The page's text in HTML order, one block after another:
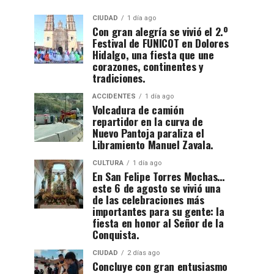
CIUDAD 1 día ago
Con gran alegría se vivió el 2.º
Festival de FUNICOT en Dolores
Hidalgo, una fiesta que une
corazones, continentes y
tradiciones.
ACCIDENTES 1 día ago
Volcadura de camión
repartidor en la curva de
Nuevo Pantoja paraliza el
Libramiento Manuel Zavala.
CULTURA 1 día ago
En San Felipe Torres Mochas…
este 6 de agosto se vivió una
de las celebraciones más
importantes para su gente: la
fiesta en honor al Señor de la
Conquista.
CIUDAD 2 días ago
Concluye con gran entusiasmo